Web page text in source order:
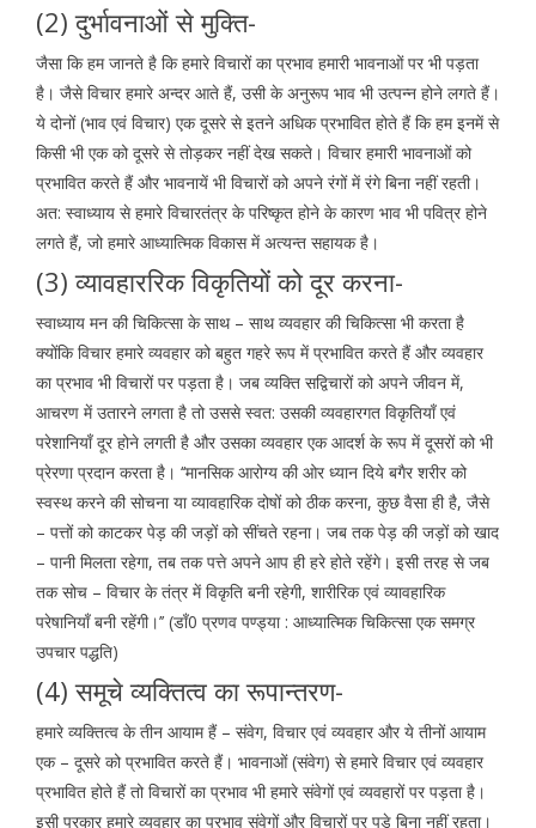
(2) दुर्भावनाओं से मुक्ति-
जैसा कि हम जानते है कि हमारे विचारों का प्रभाव हमारी भावनाओं पर भी पड़ता
है। जैसे विचार हमारे अन्दर आते हैं, उसी के अनुरूप भाव भी उत्पन्न होने लगते हैं।
ये दोनों (भाव एवं विचार) एक दूसरे से इतने अधिक प्रभावित होते हैं कि हम इनमें से
किसी भी एक को दूसरे से तोड़कर नहीं देख सकते। विचार हमारी भावनाओं को
प्रभावित करते हैं और भावनायें भी विचारों को अपने रंगों में रंगे बिना नहीं रहती।
अत: स्वाध्याय से हमारे विचारतंत्र के परिष्कृत होने के कारण भाव भी पवित्र होने
लगते हैं, जो हमारे आध्यात्मिक विकास में अत्यन्त सहायक है।
(3) व्यावहाररिक विकृतियों को दूर करना-
स्वाध्याय मन की चिकित्सा के साथ – साथ व्यवहार की चिकित्सा भी करता है
क्योंकि विचार हमारे व्यवहार को बहुत गहरे रूप में प्रभावित करते हैं और व्यवहार
का प्रभाव भी विचारों पर पड़ता है। जब व्यक्ति सद्विचारों को अपने जीवन में,
आचरण में उतारने लगता है तो उससे स्वत: उसकी व्यवहारगत विकृतियाँ एवं
परेशानियाँ दूर होने लगती है और उसका व्यवहार एक आदर्श के रूप में दूसरों को भी
प्रेरणा प्रदान करता है। ‘‘मानसिक आरोग्य की ओर ध्यान दिये बगैर शरीर को
स्वस्थ करने की सोचना या व्यावहारिक दोषों को ठीक करना, कुछ वैसा ही है, जैसे
– पत्तों को काटकर पेड़ की जड़ों को सींचते रहना। जब तक पेड़ की जड़ों को खाद
– पानी मिलता रहेगा, तब तक पत्ते अपने आप ही हरे होते रहेंगे। इसी तरह से जब
तक सोच – विचार के तंत्र में विकृति बनी रहेगी, शारीरिक एवं व्यावहारिक
परेषानियाँ बनी रहेंगी।’’ (डाँ0 प्रणव पण्ड्या : आध्यात्मिक चिकित्सा एक समग्र
उपचार पद्धति)
(4) समूचे व्यक्तित्व का रूपान्तरण-
हमारे व्यक्तित्व के तीन आयाम हैं – संवेग, विचार एवं व्यवहार और ये तीनों आयाम
एक – दूसरे को प्रभावित करते हैं। भावनाओं (संवेग) से हमारे विचार एवं व्यवहार
प्रभावित होते हैं तो विचारों का प्रभाव भी हमारे संवेगों एवं व्यवहारों पर पड़ता है।
इसी प्रकार हमारे व्यवहार का प्रभाव संवेगों और विचारों पर पड़े बिना नहीं रहता।